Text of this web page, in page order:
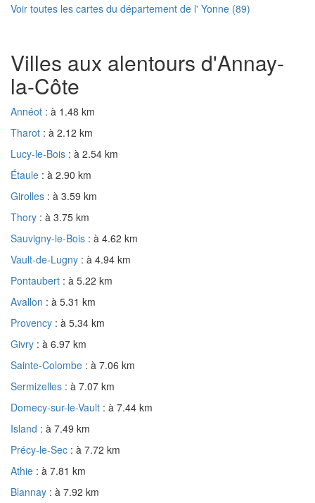
Voir toutes les cartes du département de l' Yonne (89)
Villes aux alentours d'Annay-
la-Côte
Annéot : à 1.48 km
Tharot : à 2.12 km
Lucy-le-Bois : à 2.54 km
Étaule : à 2.90 km
Girolles : à 3.59 km
Thory : à 3.75 km
Sauvigny-le-Bois : à 4.62 km
Vault-de-Lugny : à 4.94 km
Pontaubert : à 5.22 km
Avallon : à 5.31 km
Provency : à 5.34 km
Givry : à 6.97 km
Sainte-Colombe : à 7.06 km
Sermizelles : à 7.07 km
Domecy-sur-le-Vault : à 7.44 km
Island : à 7.49 km
Précy-le-Sec : à 7.72 km
Athie : à 7.81 km
Blannay : à 7.92 km